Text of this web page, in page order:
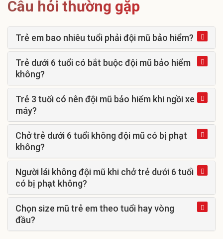
Câu hỏi thường gặp
Trẻ em bao nhiêu tuổi phải đội mũ bảo hiểm?
Trẻ dưới 6 tuổi có bắt buộc đội mũ bảo hiểm
không?
Trẻ 3 tuổi có nên đội mũ bảo hiểm khi ngồi xe
máy?
Chở trẻ dưới 6 tuổi không đội mũ có bị phạt
không?
Người lái không đội mũ khi chở trẻ dưới 6 tuổi
có bị phạt không?
Chọn size mũ trẻ em theo tuổi hay vòng
đầu?